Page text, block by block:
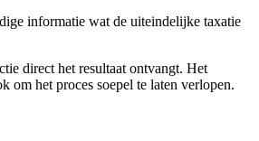
informatie wat de uiteindelijke taxatie
direct het resultaat ontvangt. Het
om het proces soepel te laten verlopen.